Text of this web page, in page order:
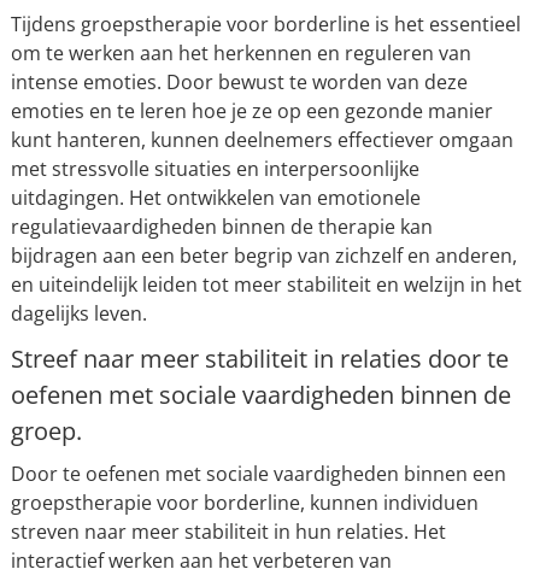
Tijdens groepstherapie voor borderline is het essentieel
om te werken aan het herkennen en reguleren van
intense emoties. Door bewust te worden van deze
emoties en te leren hoe je ze op een gezonde manier
kunt hanteren, kunnen deelnemers effectiever omgaan
met stressvolle situaties en interpersoonlijke
uitdagingen. Het ontwikkelen van emotionele
regulatievaardigheden binnen de therapie kan
bijdragen aan een beter begrip van zichzelf en anderen,
en uiteindelijk leiden tot meer stabiliteit en welzijn in het
dagelijks leven.
Streef naar meer stabiliteit in relaties door te
oefenen met sociale vaardigheden binnen de
groep.
Door te oefenen met sociale vaardigheden binnen een
groepstherapie voor borderline, kunnen individuen
streven naar meer stabiliteit in hun relaties. Het
interactief werken aan het verbeteren van